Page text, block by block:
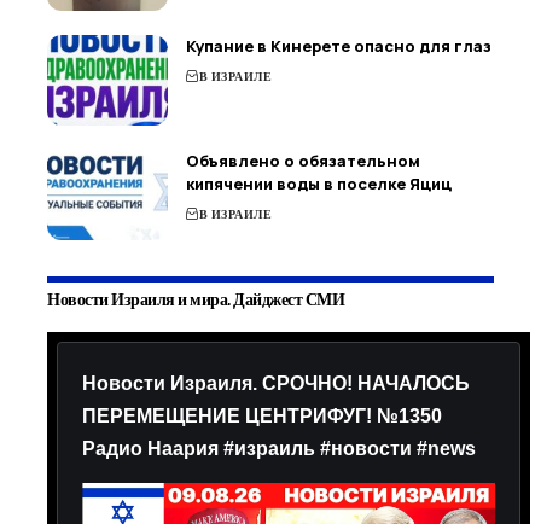
Купание в Кинерете опасно для глаз
В ИЗРАИЛЕ
Объявлено о обязательном
кипячении воды в поселке Яциц
В ИЗРАИЛЕ
Новости Израиля и мира. Дайджест СМИ